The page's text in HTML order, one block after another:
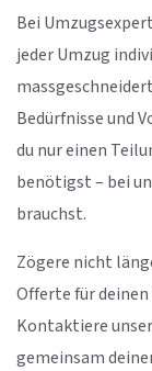
Bei
jeder Umzug
Bedürfnisse und
du nur einen
benötigst – bei
brauchst.
Zögere nicht
Offerte für deinen
Kontaktiere
gemeinsam